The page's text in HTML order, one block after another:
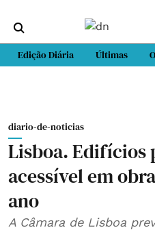
Edição Diária Últimas
diario-de-noticias
Lisboa. Edifícios
acessível em
ano
A Câmara de Lisboa